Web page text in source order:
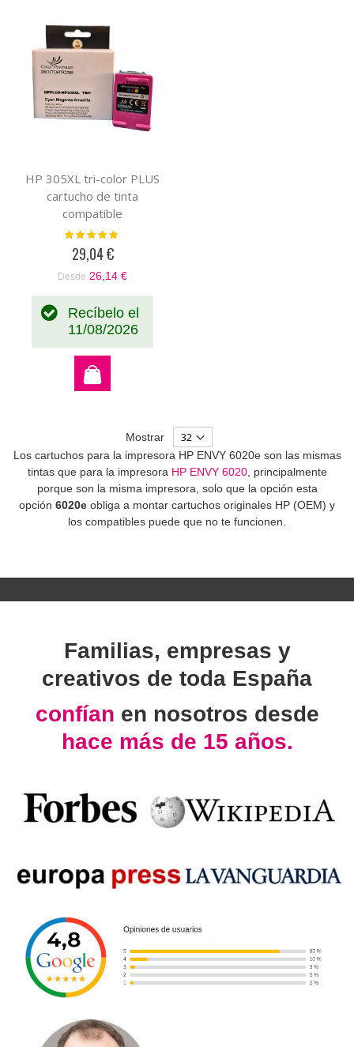
HP 305XL tri-color PLUS
cartucho de tinta
compatible
Valoración:
29,04 €
Desde 26,14 €
Recíbelo el
11/08/2026
Mostrar
Los cartuchos para la impresora HP ENVY 6020e son las mismas
tintas que para la impresora HP ENVY 6020, principalmente
porque son la misma impresora, solo que la opción esta
opción 6020e obliga a montar cartuchos originales HP (OEM) y
los compatibles puede que no te funcionen.
Familias, empresas y
creativos de toda España
confían en nosotros desde
hace más de 15 años.